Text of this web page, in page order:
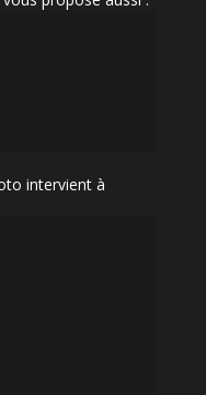
intervient à